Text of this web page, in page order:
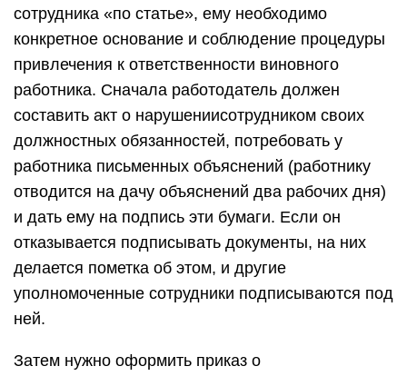
сотрудника «по статье», ему необходимо
конкретное основание и соблюдение процедуры
привлечения к ответственности виновного
работника. Сначала работодатель должен
составить акт о нарушениисотрудником своих
должностных обязанностей, потребовать у
работника письменных объяснений (работнику
отводится на дачу объяснений два рабочих дня)
и дать ему на подпись эти бумаги. Если он
отказывается подписывать документы, на них
делается пометка об этом, и другие
уполномоченные сотрудники подписываются под
ней.
Затем нужно оформить приказ о